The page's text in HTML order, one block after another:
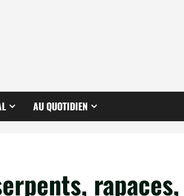
AU QUOTIDIEN
rapaces,